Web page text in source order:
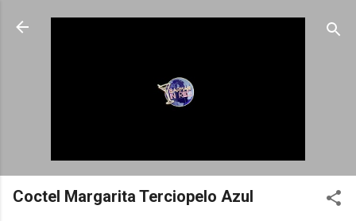
Ir al contenido principal
Coctel Margarita Terciopelo Azul